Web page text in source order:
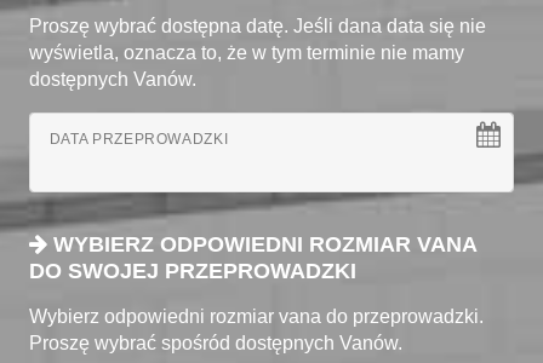
Proszę wybrać dostępna datę. Jeśli dana data się nie
wyświetla, oznacza to, że w tym terminie nie mamy
dostępnych Vanów.
DATA PRZEPROWADZKI
WYBIERZ ODPOWIEDNI ROZMIAR VANA
DO SWOJEJ PRZEPROWADZKI
Wybierz odpowiedni rozmiar vana do przeprowadzki.
Proszę wybrać spośród dostępnych Vanów.